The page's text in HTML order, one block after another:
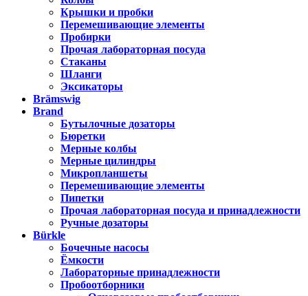
Крышки и пробки
Перемешивающие элементы
Пробирки
Прочая лабораторная посуда
Стаканы
Шланги
Эксикаторы
Brämswig
Brand
Бутылочные дозаторы
Бюретки
Мерные колбы
Мерные цилиндры
Микропланшеты
Перемешивающие элементы
Пипетки
Прочая лабораторная посуда и принадлежности
Ручные дозаторы
Bürkle
Бочечные насосы
Ёмкости
Лабораторные принадлежности
Пробоотборники